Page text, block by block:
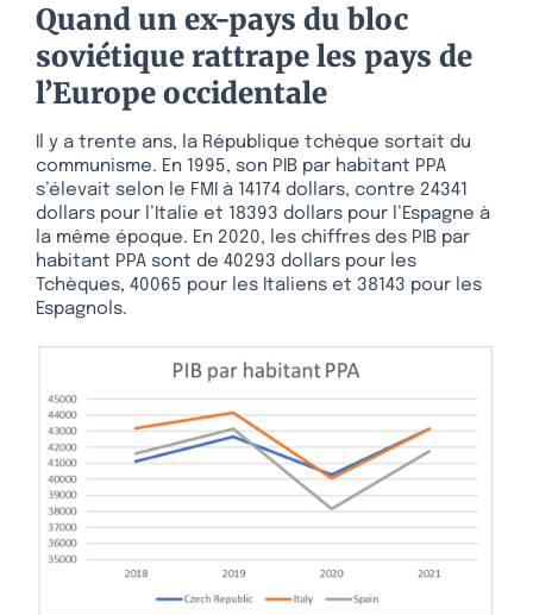
Quand un ex-pays du bloc
soviétique rattrape les pays de
l’Europe occidentale
Il y a trente ans, la République tchèque sortait du
communisme. En 1995, son PIB par habitant PPA
s’élevait selon le FMI à 14174 dollars, contre 24341
dollars pour l’Italie et 18393 dollars pour l’Espagne à
la même époque. En 2020, les chiffres des PIB par
habitant PPA sont de 40293 dollars pour les
Tchèques, 40065 pour les Italiens et 38143 pour les
Espagnols.